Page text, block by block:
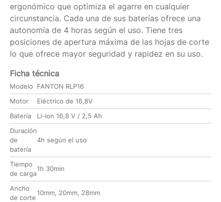
ergonómico que optimiza el agarre en cualquier
circunstancia. Cada una de sus baterías ofrece una
autonomía de 4 horas según el uso. Tiene tres
posiciones de apertura máxima de las hojas de corte
lo que ofrece mayor seguridad y rapidez en su uso.
Ficha técnica
Modelo
FANTON RLP16
Motor
Eléctrico de 16,8V
Batería
Li-ion 16,8 V / 2,5 Ah
Duración
de
batería
4h según el uso
Tiempo
de carga
1h 30min
Ancho
de corte
10mm, 20mm, 28mm